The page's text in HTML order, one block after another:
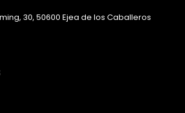
30, 50600 Ejea de los Caballeros